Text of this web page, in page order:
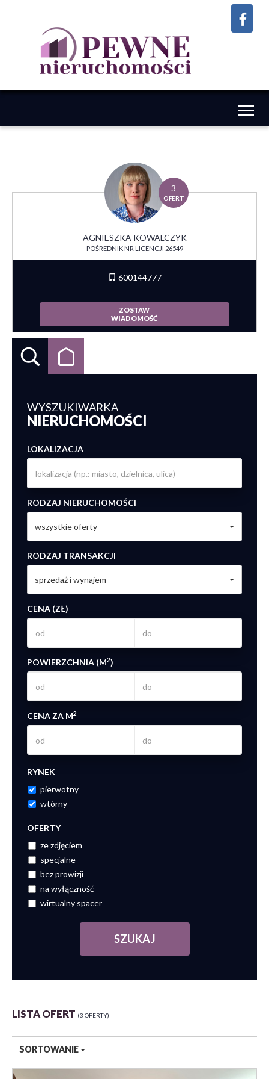
3
OFERT
AGNIESZKA KOWALCZYK
POŚREDNIK NR LICENCJI 26549
600144777
ZOSTAW
WIADOMOŚĆ
WYSZUKIWARKA
NIERUCHOMOŚCI
LOKALIZACJA
RODZAJ NIERUCHOMOŚCI
wszystkie oferty
RODZAJ TRANSAKCJI
sprzedaż i wynajem
CENA (ZŁ)
POWIERZCHNIA (M2)
CENA ZA M2
RYNEK
pierwotny
wtórny
OFERTY
ze zdjęciem
specjalne
bez prowizji
na wyłączność
wirtualny spacer
LISTA OFERT 3 OFERTY
SORTOWANIE